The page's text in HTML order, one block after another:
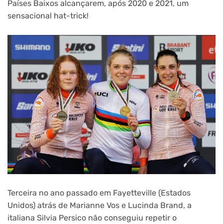
Países Baixos alcançarem, após 2020 e 2021, um
sensacional hat-trick!
Terceira no ano passado em Fayetteville (Estados
Unidos) atrás de Marianne Vos e Lucinda Brand, a
italiana Silvia Persico não conseguiu repetir o